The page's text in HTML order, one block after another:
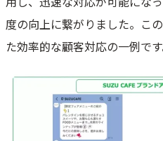
度の向上に繋がりました。こ
た効率的な顧客対応の一例です